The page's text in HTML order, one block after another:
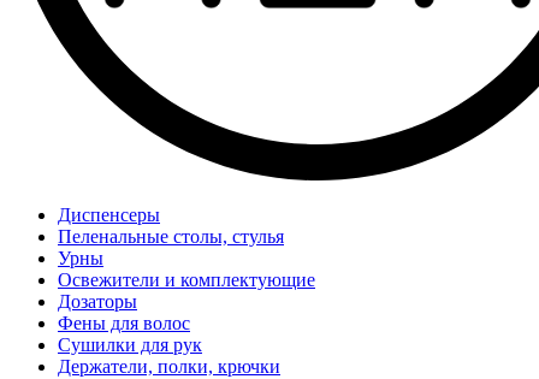
Диспенсеры
Пеленальные столы, стулья
Урны
Освежители и комплектующие
Дозаторы
Фены для волос
Сушилки для рук
Держатели, полки, крючки